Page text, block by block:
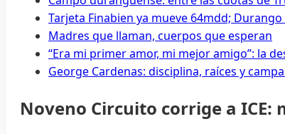
Tarjeta Finabien ya mueve 64mdd;
Madres que llaman, cuerpos que esperan
“Era mi primer amor, mi mejor amigo”: la
George Cardenas: disciplina, raíces y
Noveno Circuito corrige a